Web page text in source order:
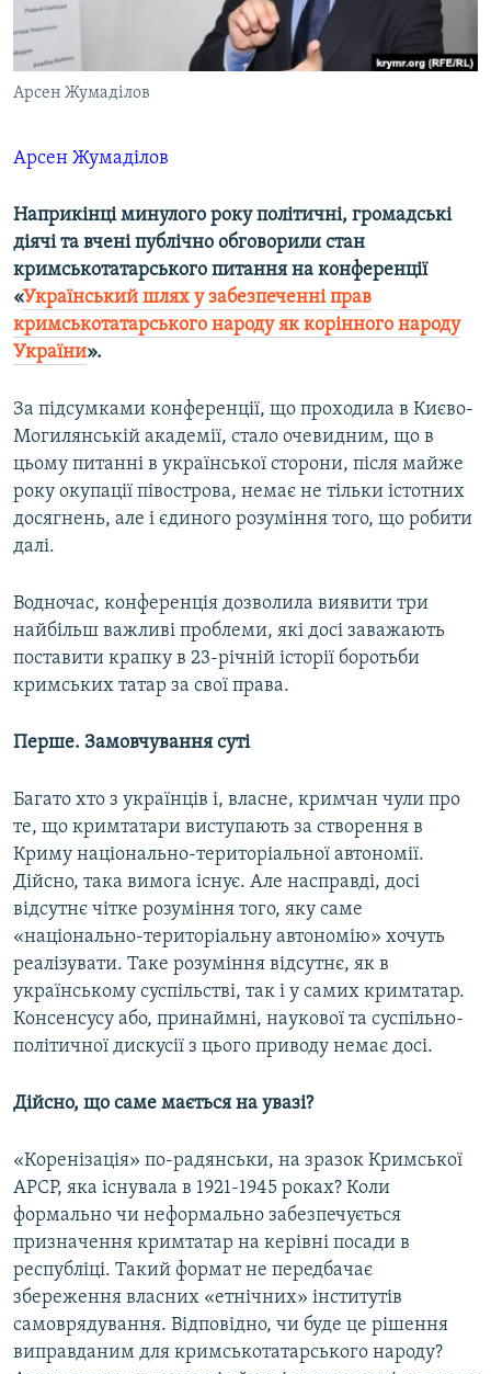
СВІДЧЕННЯ ОКУПАЦІЇ
УКРАЇНСЬКА ПРОБЛЕМА КРИМУ
Русский
Qırımtatar
Усі сайти RFE/RL
Арсен Жумаділов
Арсен Жумаділов
Наприкінці минулого року політичні, громадські
діячі та вчені публічно обговорили стан
кримськотатарського питання на конференції
«Український шлях у забезпеченні прав
кримськотатарського народу як корінного народу
України».
За підсумками конференції, що проходила в Києво-
Могилянській академії, стало очевидним, що в
цьому питанні в української сторони, після майже
року окупації півострова, немає не тільки істотних
досягнень, але і єдиного розуміння того, що робити
далі.
Водночас, конференція дозволила виявити три
найбільш важливі проблеми, які досі заважають
поставити крапку в 23-річній історії боротьби
кримських татар за свої права.
Перше. Замовчування суті
Багато хто з українців і, власне, кримчан чули про
те, що кримтатари виступають за створення в
Криму національно-територіальної автономії.
Дійсно, така вимога існує. Але насправді, досі
відсутнє чітке розуміння того, яку саме
«національно-територіальну автономію» хочуть
реалізувати. Таке розуміння відсутнє, як в
українському суспільстві, так і у самих кримтатар.
Консенсусу або, принаймні, наукової та суспільно-
політичної дискусії з цього приводу немає досі.
Дійсно, що саме мається на увазі?
«Коренізація» по-радянськи, на зразок Кримської
АРСР, яка існувала в 1921-1945 роках? Коли
формально чи неформально забезпечується
призначення кримтатар на керівні посади в
республіці. Такий формат не передбачає
збереження власних «етнічних» інститутів
самоврядування. Відповідно, чи буде це рішення
виправданим для кримськотатарського народу?